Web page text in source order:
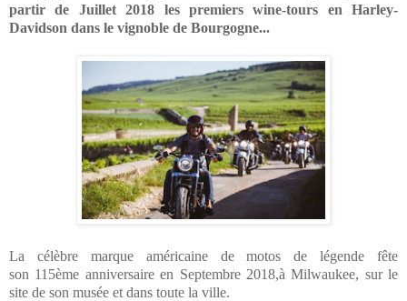
partir de Juillet 2018 les premiers wine-tours en Harley-
Davidson dans le vignoble de Bourgogne...
La célèbre marque américaine de motos de légende fête
son 115ème anniversaire en Septembre 2018,àMilwaukee, sur le
site de son musée et dans toute la ville.